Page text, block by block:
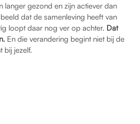
langer gezond en zijn actiever dan
dat de samenleving heeft van
loopt daar nog ver op achter. Dat
En die verandering begint niet bij de
bij jezelf.